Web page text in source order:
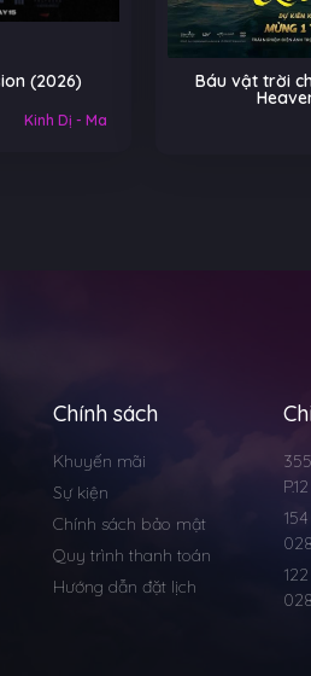
(2026)
Kinh Dị - Ma
Báu vật trời
Chính sách
Khuyến mãi
Sự kiện
Chính sách bảo mật
Quy trình thanh toán
Hướng dẫn đặt lịch